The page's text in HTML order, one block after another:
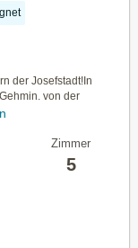
der Josefstadt!In
von der
Zimmer
5